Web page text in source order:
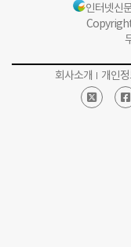
인터넷신
회사소개 개인